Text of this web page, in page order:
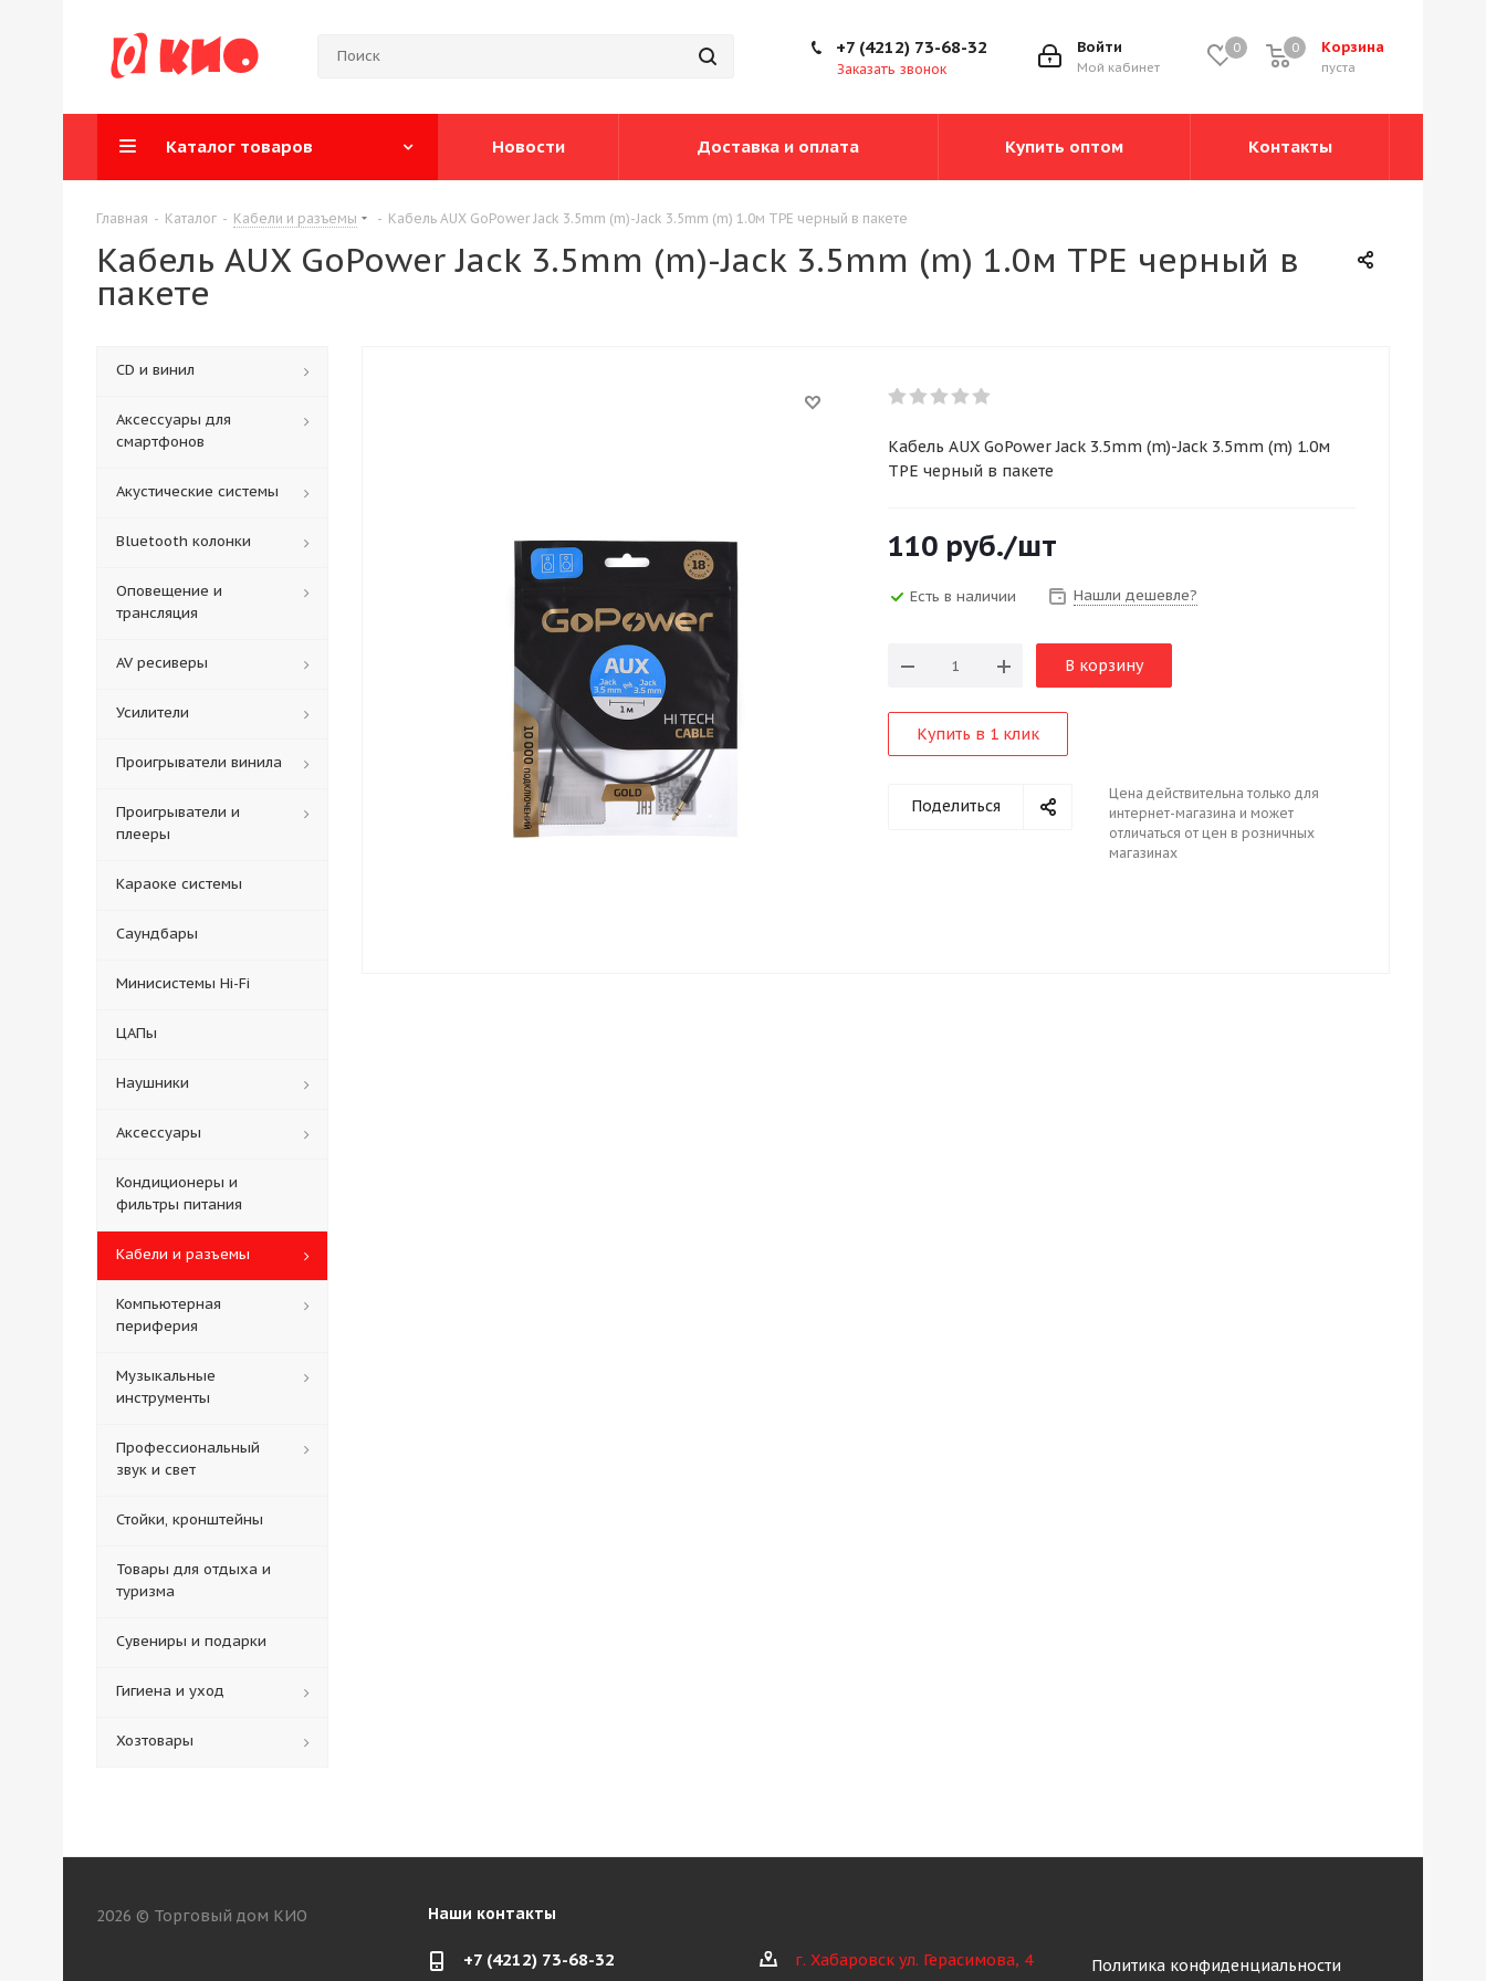
0 Корзина
0
пуста
0
Войти
Мой кабинет
+7 (4212) 73-68-32
Заказать звонок
Каталог товаров Новости Доставка и оплата Купить оптом Контакты
Главная - Каталог - Кабели и разъемы - Кабель AUX GoPower Jack 3.5mm (m)-Jack 3.5mm (m) 1.0м TPE черный в пакете
Кабель AUX GoPower Jack 3.5mm (m)-Jack 3.5mm (m) 1.0м TPE черный в
пакете
Кабель AUX GoPower Jack 3.5mm (m)-Jack 3.5mm (m) 1.0м
TPE черный в пакете
110 руб./шт
Есть в наличии Нашли дешевле?
В корзину
Купить в 1 клик
Поделиться
Цена действительна только для
интернет-магазина и может
отличаться от цен в розничных
магазинах
CD и винил
Аксессуары для
смартфонов
Акустические системы
Bluetooth колонки
Оповещение и
трансляция
AV ресиверы
Усилители
Проигрыватели винила
Проигрыватели и
плееры
Караоке системы
Саундбары
Минисистемы Hi-Fi
ЦАПы
Наушники
Аксессуары
Кондиционеры и
фильтры питания
Кабели и разъемы
Компьютерная
периферия
Музыкальные
инструменты
Профессиональный
звук и свет
Стойки, кронштейны
Товары для отдыха и
туризма
Сувениры и подарки
Гигиена и уход
Хозтовары
2026 © Торговый дом КИО Наши контакты
+7 (4212) 73-68-32 г. Хабаровск ул. Герасимова, 4 Политика конфиденциальности